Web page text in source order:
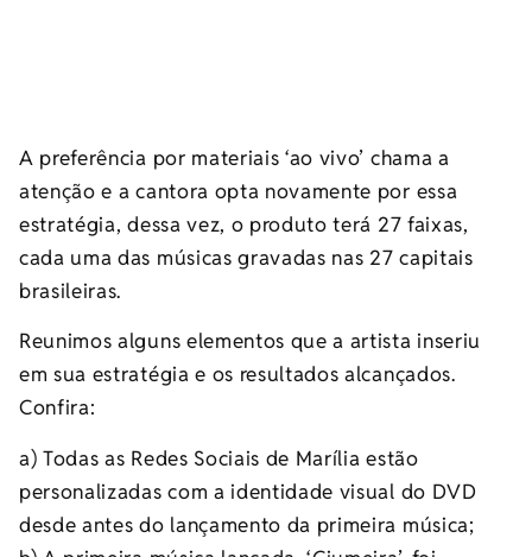
A preferência por materiais ‘ao vivo’ chama a
atenção e a cantora opta novamente por essa
estratégia, dessa vez, o produto terá 27 faixas,
cada uma das músicas gravadas nas 27 capitais
brasileiras.
Reunimos alguns elementos que a artista inseriu
em sua estratégia e os resultados alcançados.
Confira:
a) Todas as Redes Sociais de Marília estão
personalizadas com a identidade visual do DVD
desde antes do lançamento da primeira música;